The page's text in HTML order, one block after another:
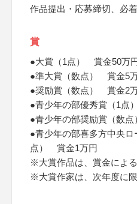
作品提出・応募締切、必着
賞
●大賞（1点） 賞金50万
●準大賞（数点） 賞金5
●奨励賞（数点） 賞金2
●青少年の部優秀賞（1点
●青少年の部奨励賞（数
●青少年の部喜多方中央
点） 賞金1万円
※大賞作品は、賞金によ
※大賞作家は、次年度に